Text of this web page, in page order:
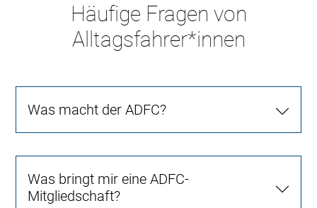
Häufige Fragen von
Alltagsfahrer*innen
Was macht der ADFC?
Was bringt mir eine ADFC-
Mitgliedschaft?